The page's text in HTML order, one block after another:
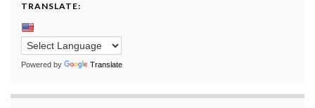
TRANSLATE:
Powered by Translate